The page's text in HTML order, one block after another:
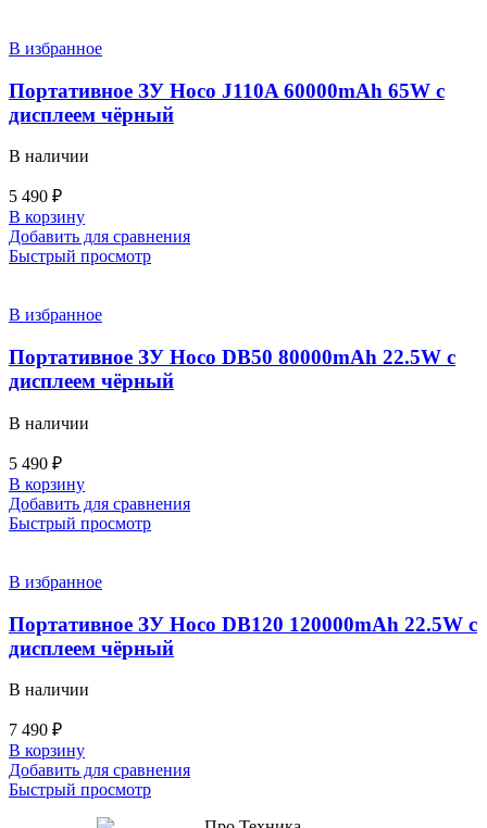
В избранное
Портативное ЗУ Hoco J110A 60000mAh 65W с
дисплеем чёрный
В наличии
5 490 ₽
В корзину
Добавить для сравнения
Быстрый просмотр
В избранное
Портативное ЗУ Hoco DB50 80000mAh 22.5W с
дисплеем чёрный
В наличии
5 490 ₽
В корзину
Добавить для сравнения
Быстрый просмотр
В избранное
Портативное ЗУ Hoco DB120 120000mAh 22.5W с
дисплеем чёрный
В наличии
7 490 ₽
В корзину
Добавить для сравнения
Быстрый просмотр